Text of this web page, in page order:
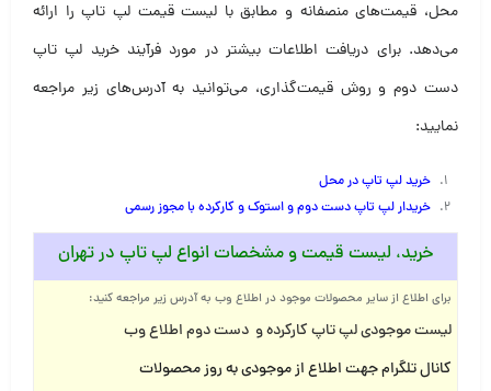
محل، قیمت‌های منصفانه و مطابق با لیست قیمت لپ تاپ را ارائه
می‌دهد. برای دریافت اطلاعات بیشتر در مورد فرآیند خرید لپ تاپ
دست دوم و روش قیمت‌گذاری، می‌توانید به آدرس‌های زیر مراجعه
نمایید:
خرید لپ تاپ در محل
خریدار لپ تاپ دست دوم و استوک و کارکرده با مجوز رسمی
خرید، لیست قیمت و مشخصات انواع لپ تاپ در تهران
برای اطلاع از سایر محصولات موجود در اطلاع وب به آدرس زیر مراجعه کنید:
لیست موجودی لپ تاپ کارکرده و دست دوم اطلاع وب
کانال تلگرام جهت اطلاع از موجودی به روز محصولات